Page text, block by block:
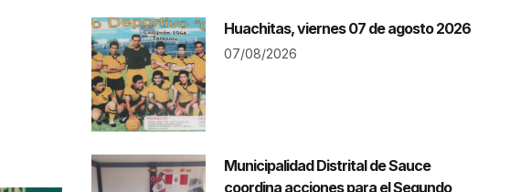
Huachitas, viernes 07 de agosto 2026
07/08/2026
Municipalidad Distrital de Sauce
coordina acciones para el Segundo